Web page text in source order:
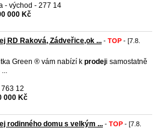
- východ - 277 14
000 Kč
RD Raková, Zádveřice,ok ... - TOP - [7.8.
Green ® vám nabízí k prodeji samostatně
...
12
000 Kč
rodinného domu s velkým ... - TOP - [7.8.